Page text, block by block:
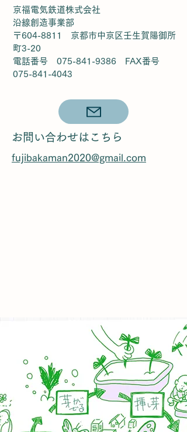
京福電気鉄道株式会社
沿線創造事業部
〒604-8811 京都市中京区壬生賀陽御所
町3-20
電話番号 075-841-9386 FAX番号
075-841-4043
お問い合わせはこちら
fujibakaman2020@gmail.com